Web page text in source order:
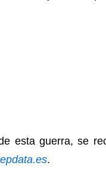
esta guerra, se
.